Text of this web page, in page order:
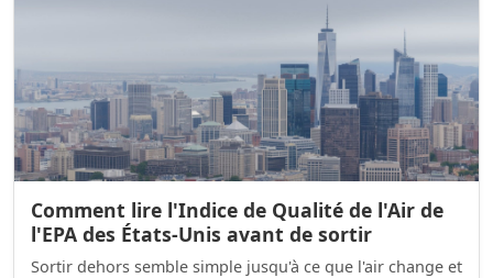
Comment lire l'Indice de Qualité de l'Air de
l'EPA des États-Unis avant de sortir
Sortir dehors semble simple jusqu'à ce que l'air change et